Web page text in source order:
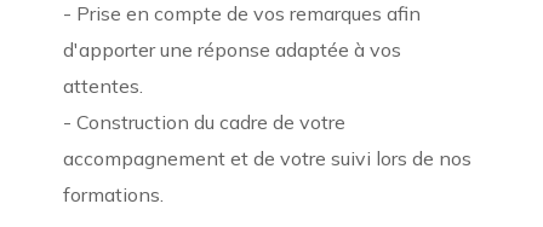
- Prise en compte de vos remarques afin
d'apporter une réponse adaptée à vos
attentes.
- Construction du cadre de votre
accompagnement et de votre suivi lors de nos
formations.